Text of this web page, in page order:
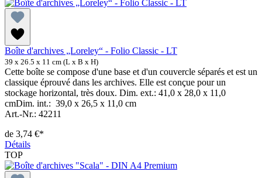
Boîte d'archives „Loreley“ - Folio Classic - LT
39 x 26.5 x 11 cm (L x B x H)
Cette boîte se compose d'une base et d'un couvercle séparés et est un
classique éprouvé dans les archives. Elle est conçue pour un
stockage horizontal, très doux. Dim. ext.: 41,0 x 28,0 x 11,0
cmDim. int.: 39,0 x 26,5 x 11,0 cm
Art.-Nr.: 42211
de 3,74 €*
Détails
TOP